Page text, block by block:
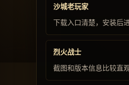
沙城老玩家
下载入口清楚，安装后
烈火战士
截图和版本信息比较直